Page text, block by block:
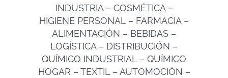
INDUSTRIA – COSMÉTICA –
HIGIENE PERSONAL – FARMACIA –
ALIMENTACIÓN – BEBIDAS –
LOGÍSTICA – DISTRIBUCIÓN –
QUÍMICO INDUSTRIAL – QUÍMICO
HOGAR – TEXTIL – AUTOMOCIÓN –